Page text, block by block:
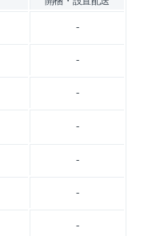
-
-
-
-
-
-
-